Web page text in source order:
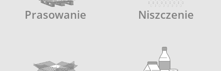
Prasowanie Niszczenie